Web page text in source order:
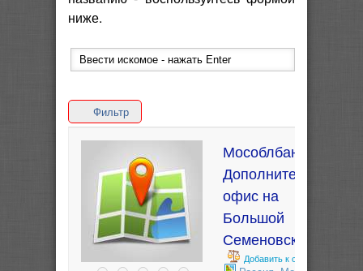
ниже.
Фильтр
Мособлбанк
Дополнительный
офис на
Большой
Семеновской
Добавить к сравнению